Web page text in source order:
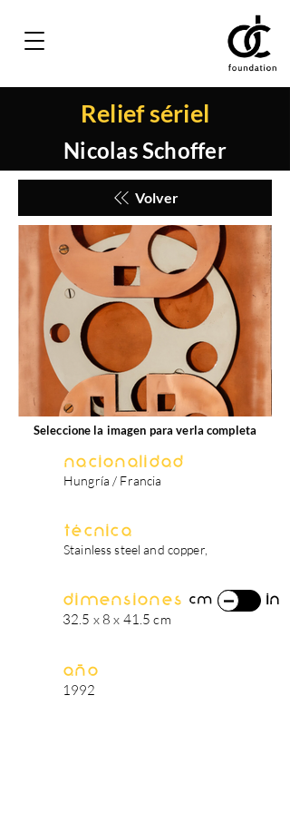
Relief sériel
Nicolas Schoffer
Volver
Seleccione la imagen para verla completa
Nacionalidad
Hungría / Francia
Técnica
Stainless steel and copper,
Dimensiones
32.5 x 8 x 41.5 cm
cm in
Año
1992